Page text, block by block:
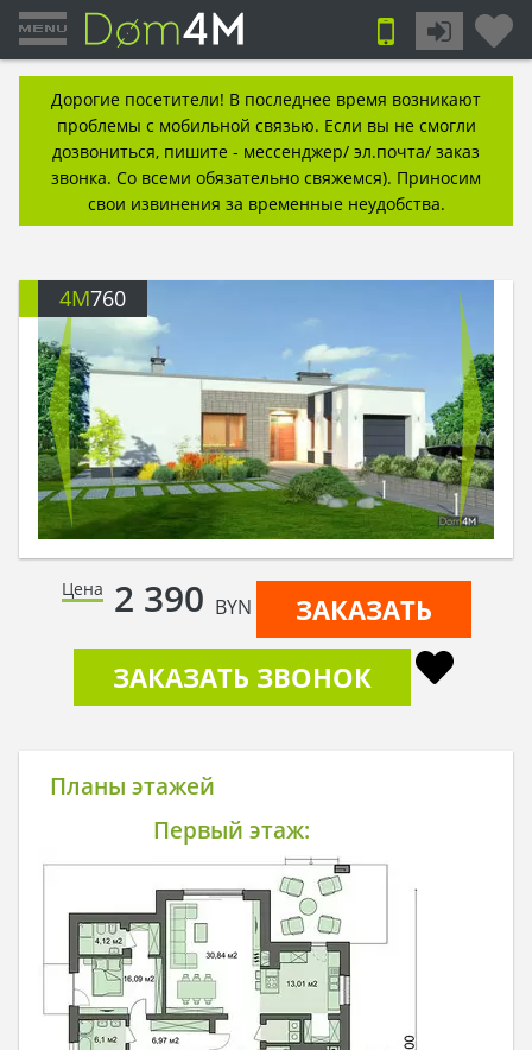
Дорогие посетители! В последнее время возникают
проблемы с мобильной связью. Если вы не смогли
дозвониться, пишите - мессенджер/ эл.почта/ заказ
звонка. Со всеми обязательно свяжемся). Приносим
свои извинения за временные неудобства.
4M760
Цена 2 390 BYN
ЗАКАЗАТЬ
ЗАКАЗАТЬ ЗВОНОК
Планы этажей
Первый этаж: